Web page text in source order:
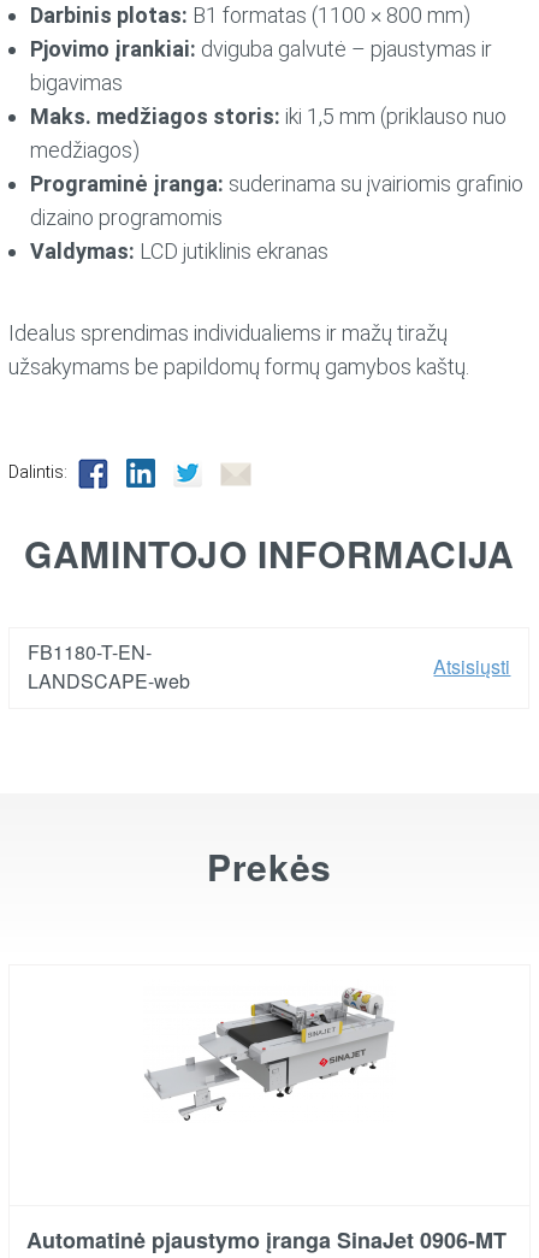
Darbinis plotas: B1 formatas (1100 × 800 mm)
Pjovimo įrankiai: dviguba galvutė – pjaustymas ir
bigavimas
Maks. medžiagos storis: iki 1,5 mm (priklauso nuo
medžiagos)
Programinė įranga: suderinama su įvairiomis grafinio
dizaino programomis
Valdymas: LCD jutiklinis ekranas
Idealus sprendimas individualiems ir mažų tiražų
užsakymams be papildomų formų gamybos kaštų.
Dalintis:
GAMINTOJO INFORMACIJA
FB1180-T-EN-
LANDSCAPE-web
Atsisiųsti
Prekės
Automatinė pjaustymo įranga SinaJet 0906-MT